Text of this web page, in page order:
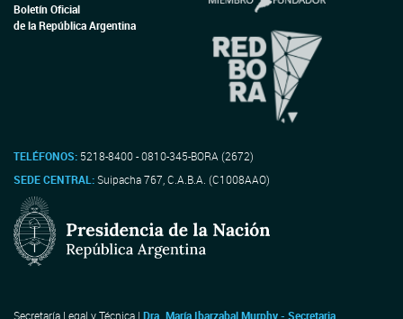
Boletín Oficial
de la República Argentina
TELÉFONOS: 5218-8400 - 0810-345-BORA (2672)
SEDE CENTRAL:Suipacha 767, C.A.B.A. (C1008AAO)
Secretaría Legal y Técnica | Dra. María Ibarzabal Murphy - Secretaria